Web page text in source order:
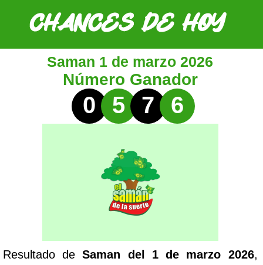
Saman 1 de marzo 2026
Número Ganador
0 5 7 6
Resultado deSaman del 1 de marzo 2026,